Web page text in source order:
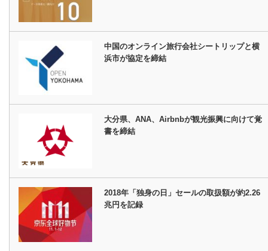
中国のオンライン旅行会社シートリップと横
浜市が協定を締結
大分県、ANA、Airbnbが観光振興に向けて覚
書を締結
2018年「独身の日」セールの取扱額が約2.26
兆円を記録